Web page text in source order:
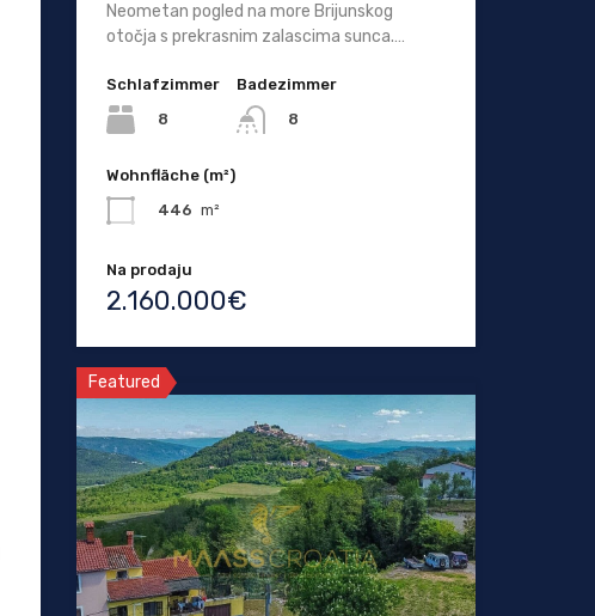
Neometan pogled na more Brijunskog
otočja s prekrasnim zalascima sunca.…
Schlafzimmer
8
Badezimmer
8
Wohnfläche (m²)
446 m²
Na prodaju
2.160.000€
Featured